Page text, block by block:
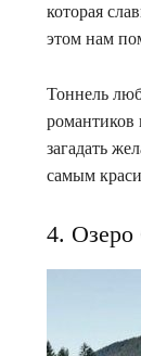
которая
этом нам
Тоннель
романтиков
загадать
самым
4. Озеро